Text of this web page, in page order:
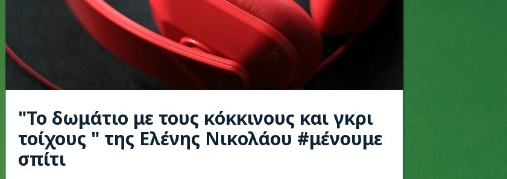
"Το δωμάτιο με τους κόκκινους και γκρι
τοίχους " της Ελένης Νικολάου #μένουμε
σπίτι